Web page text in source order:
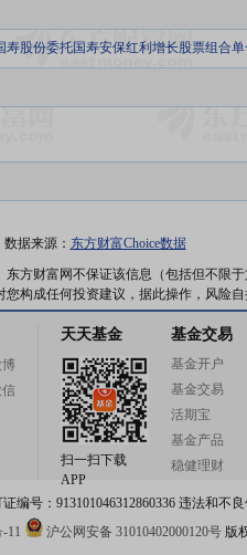
股份委托国寿安保红利增长股票组合单
数据来源： 东方财富Choice数据
方财富网不保证该信息（包括但不限
构成任何投资建议，据此操作，风险自
信
天天基金
扫一扫下载
APP
基金交易
基金开户
基金交易
活期宝
基金产品
稳健理财
号：913101046312860336 违法和不良
11 沪公网安备 31010402000120号版